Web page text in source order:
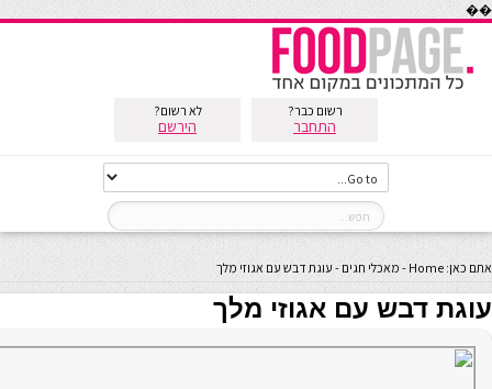
��
רשום כבר?
התחבר
לא רשום?
הירשם
אתם כאן: Home
- מאכלי חגים - עוגת דבש עם אגוזי מלך
עוגת דבש עם אגוזי מלך